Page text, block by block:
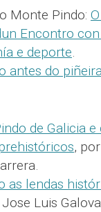
Monte Pindo:
Encontro
e deporte.
antes do
de Galicia e
,
as lendas
Luis